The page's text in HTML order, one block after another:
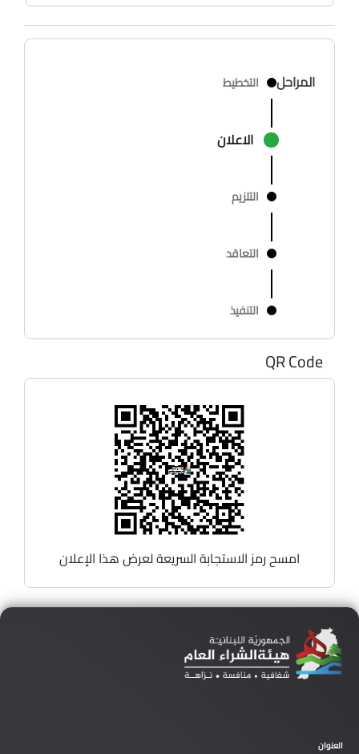
المراحل التخطيط
الاعلان
التلزيم
التعاقد
التنفيذ
QR Code
امسح رمز الاستجابة السريعة لعرض هذا الإعلان
العنوان